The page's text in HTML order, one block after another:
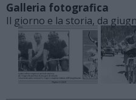
Galleria fotografica
Il giorno e la storia, da